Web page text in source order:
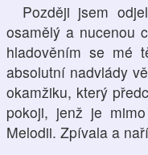
Později jsem
osamělý a nucenou
hladověním se mé
absolutní nadvlády
okamžiku, který
pokoji, jenž je
Melodii. Zpívala a